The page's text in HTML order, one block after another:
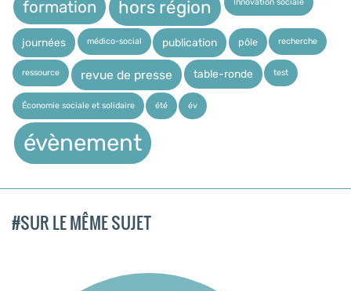
formation hors région
journées médico-social publication pôle recherche
ressource revue de presse table-ronde test
Économie sociale et solidaire été év
évènement
#SUR LE MÊME SUJET